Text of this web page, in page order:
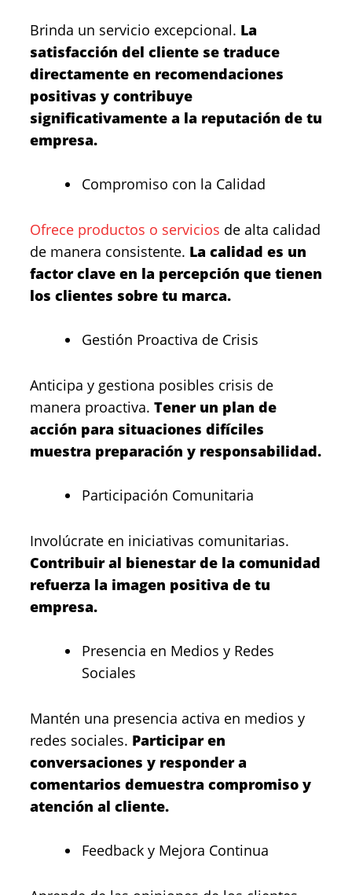
Brinda un servicio excepcional. La
satisfacción del cliente se traduce
directamente en recomendaciones
positivas y contribuye
significativamente a la reputación de tu
empresa.
Compromiso con la Calidad
Ofrece productos o servicios de alta calidad
de manera consistente. La calidad es un
factor clave en la percepción que tienen
los clientes sobre tu marca.
Gestión Proactiva de Crisis
Anticipa y gestiona posibles crisis de
manera proactiva. Tener un plan de
acción para situaciones difíciles
muestra preparación y responsabilidad.
Participación Comunitaria
Involúcrate en iniciativas comunitarias.
Contribuir al bienestar de la comunidad
refuerza la imagen positiva de tu
empresa.
Presencia en Medios y Redes
Sociales
Mantén una presencia activa en medios y
redes sociales. Participar en
conversaciones y responder a
comentarios demuestra compromiso y
atención al cliente.
Feedback y Mejora Continua